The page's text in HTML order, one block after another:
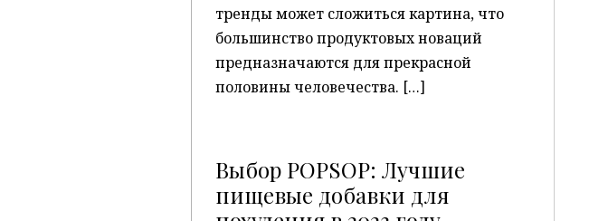
тренды может сложиться картина, что
большинство продуктовых новаций
предназначаются для прекрасной
половины человечества. […]
Выбор POPSOP: Лучшие
пищевые добавки для